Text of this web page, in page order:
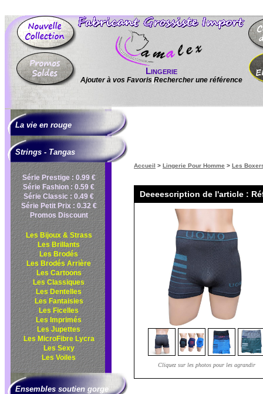
Lingerie
Ajouter à vos Favoris Rechercher une référence
La vie en rouge
Strings - Tangas
Série Prestige : 0.99 €
Série Fashion : 0.59 €
Série Classic : 0.49 €
Série Petit Prix : 0.32 €
Promos Discount
Les Bijoux & Strass
Les Brillants
Les Brodés
Les Brodés Arrière
Les Cartoons
Les Classiques
Les Dentelles
Les Fantaisies
Les Ficelles
Les Imprimés
Les Jupettes
Les MicroFibre Lycra
Les Sexy
Les Voiles
Ensembles soutien gorge
Accueil > Lingerie Pour Homme > Les
Deeeescription de l'article :
Cliquez sur les photos pour les agrandir